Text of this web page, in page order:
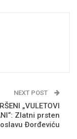
NEXT POST
„VULETOVI
Zlatni prsten
Đorđeviću